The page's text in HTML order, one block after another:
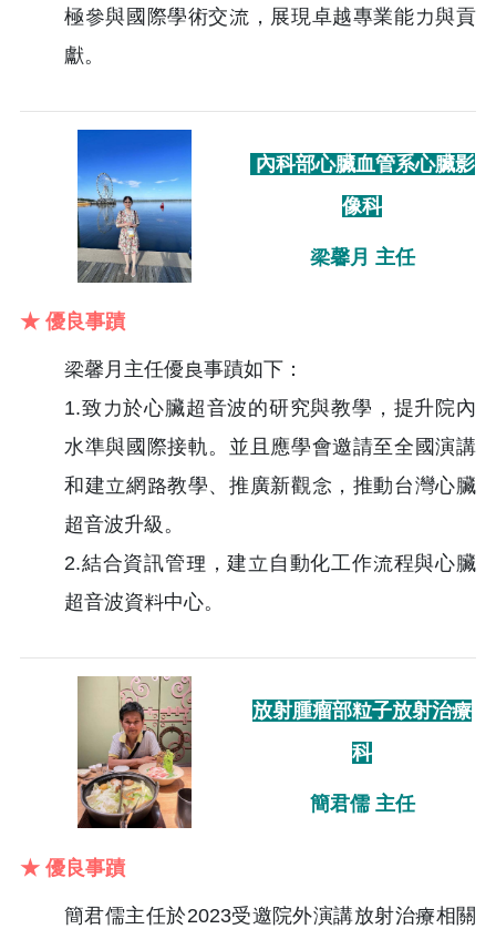
極參與國際學術交流，展現卓越專業能力與貢
獻。
內科部心臟血管系心臟影
像科
梁馨月 主任
★ 優良事蹟
梁馨月主任優良事蹟如下：
1.致力於心臟超音波的研究與教學，提升院內
水準與國際接軌。並且應學會邀請至全國演講
和建立網路教學、推廣新觀念，推動台灣心臟
超音波升級。
2.結合資訊管理，建立自動化工作流程與心臟
超音波資料中心。
放射腫瘤部粒子放射治療
科
簡君儒 主任
★ 優良事蹟
簡君儒主任於2023受邀院外演講放射治療相關